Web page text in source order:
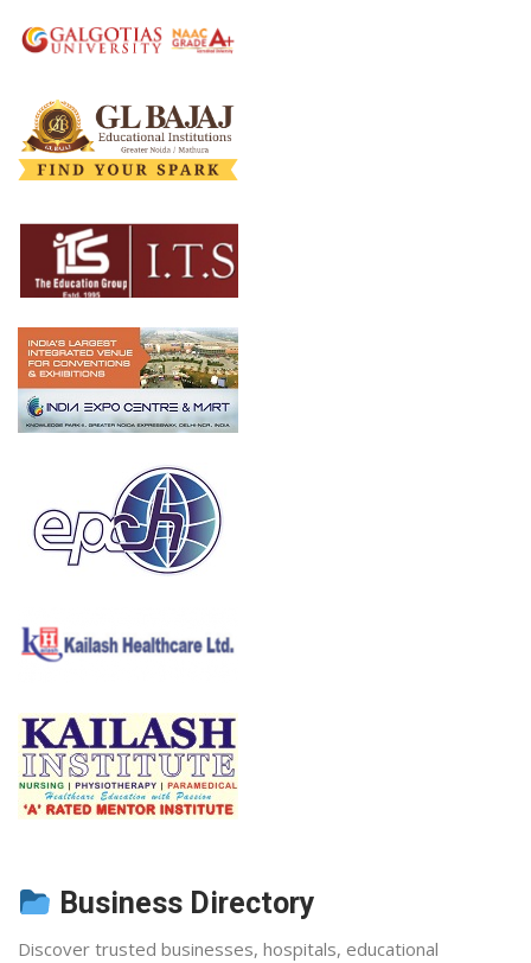
Business Directory
Discover trusted businesses, hospitals, educational